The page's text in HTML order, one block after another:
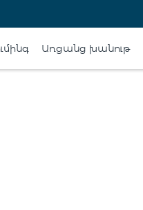
Առցանց խանութ